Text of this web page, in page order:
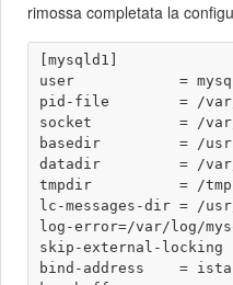
rimossa completata la
[mysqld1]
user            =
pid-file        = /var/
socket          = /var/
basedir         = /usr
datadir         = /var/
tmpdir          = /tmp
lc-messages-dir = /
log-error=/var/log/
skip-external-locking
bind-address    =